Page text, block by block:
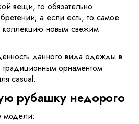
вещи, то обязательно
а если есть, то самое
коллекцию новым свежим
данного вида одежды в
традиционным орнаментом
casual.
рубашку недорого
модели: